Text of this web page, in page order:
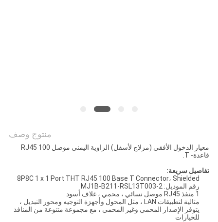
منتوج وصف
معيار الدخول الأفقي (مزلاج لأسفل) الزاوية اليمنى موصل RJ45 100
قاعدة- T.
تفاصيل سريعة:
8P8C 1 x 1 Port THT RJ45 100 Base T Connector، Shielded
رقم الموديل: MJ1B-B211-RSL13T003-2
1 منفذ RJ45 موصل نسائي ، محمي ، غلاف أسود
مثالية لتطبيقات LAN ، مثل المحول وأجهزة التوجيه ومحور التبديل ،
يتوفر الإصدار المحمي وغير المحمي ، مع مجموعة متنوعة من المنافذ
للخيارات